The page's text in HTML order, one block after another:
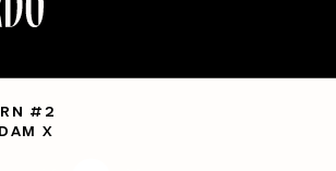
#2
X